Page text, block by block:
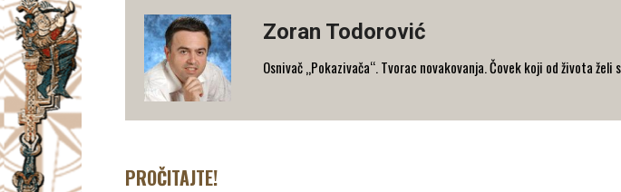
Zoran Todorović
Osnivač „Pokazivača“. Tvorac novakovanja. Čovek koji od života
PROČITAJTE!